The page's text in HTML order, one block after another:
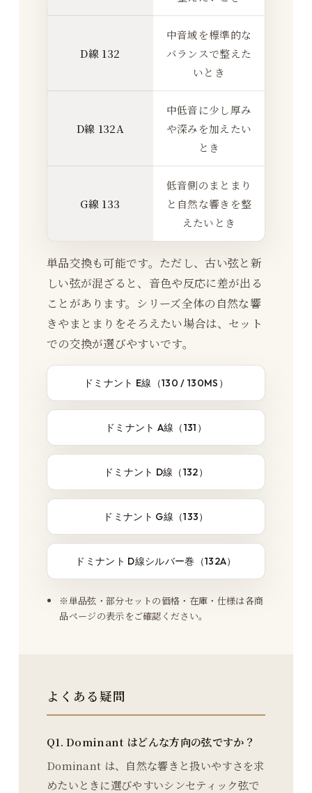
D線 132
中音域を標準的な
バランスで整えた
いとき
D線 132A
中低音に少し厚み
や深みを加えたい
とき
G線 133
低音側のまとまり
と自然な響きを整
えたいとき
単品交換も可能です。ただし、古い弦と新
しい弦が混ざると、音色や反応に差が出る
ことがあります。シリーズ全体の自然な響
きやまとまりをそろえたい場合は、セット
での交換が選びやすいです。
ドミナント E線（130 / 130MS）
ドミナント A線（131）
ドミナント D線（132）
ドミナント G線（133）
ドミナント D線シルバー巻（132A）
※単品弦・部分セットの価格・在庫・仕様は各商
品ページの表示をご確認ください。
よくある疑問
Q1. Dominant はどんな方向の弦ですか？
Dominant は、自然な響きと扱いやすさを求
めたいときに選びやすいシンセティック弦で